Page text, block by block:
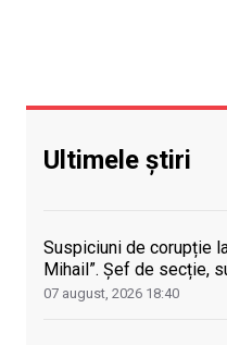
Ultimele știri
Suspiciuni de corupție
Mihail”. Șef de secție,
07 august, 2026 18:40